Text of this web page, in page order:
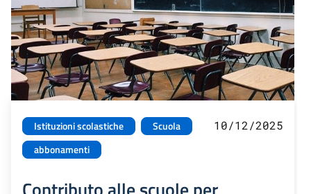
Istituzioni scolastiche
Scuola
abbonamenti
10/12/2025